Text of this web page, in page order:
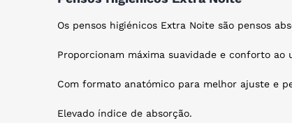
Os pensos higiénicos Extra Noite são pensos
Proporcionam máxima suavidade e conforto ao
Com formato anatómico para melhor ajuste e
Elevado índice de absorção.